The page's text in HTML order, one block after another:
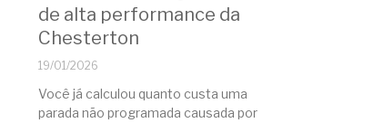
de alta performance da
Chesterton
19/01/2026
Você já calculou quanto custa uma
parada não programada causada por